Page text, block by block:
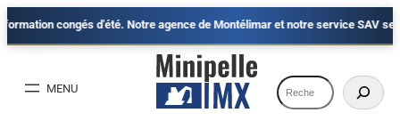
congés d'été. Notre agence de Montélimar et notre service SAV
Aller
contenu
Recherche